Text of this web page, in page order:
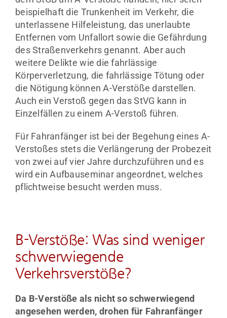
beispielhaft die Trunkenheit im Verkehr, die
unterlassene Hilfeleistung, das unerlaubte
Entfernen vom Unfallort sowie die Gefährdung
des Straßenverkehrs genannt. Aber auch
weitere Delikte wie die fahrlässige
Körperverletzung, die fahrlässige Tötung oder
die Nötigung können A-Verstöße darstellen.
Auch ein Verstoß gegen das StVG kann in
Einzelfällen zu einem A-Verstoß führen.
Für Fahranfänger ist bei der Begehung eines A-
Verstoßes stets die Verlängerung der Probezeit
von zwei auf vier Jahre durchzuführen und es
wird ein Aufbauseminar angeordnet, welches
pflichtweise besucht werden muss.
B-Verstöße: Was sind weniger
schwerwiegende
Verkehrsverstöße?
Da B-Verstöße als nicht so schwerwiegend
angesehen werden, drohen für Fahranfänger